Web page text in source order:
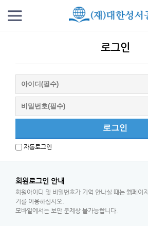
로그인
자동로그인
회원로그인 안내
회원아이디 및 비밀번호가 기억 안나실 때는 웹페이
기를 이용하십시오.
모바일에서는 보안 문제상 불가능합니다.